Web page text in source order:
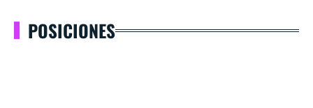
POSICIONES